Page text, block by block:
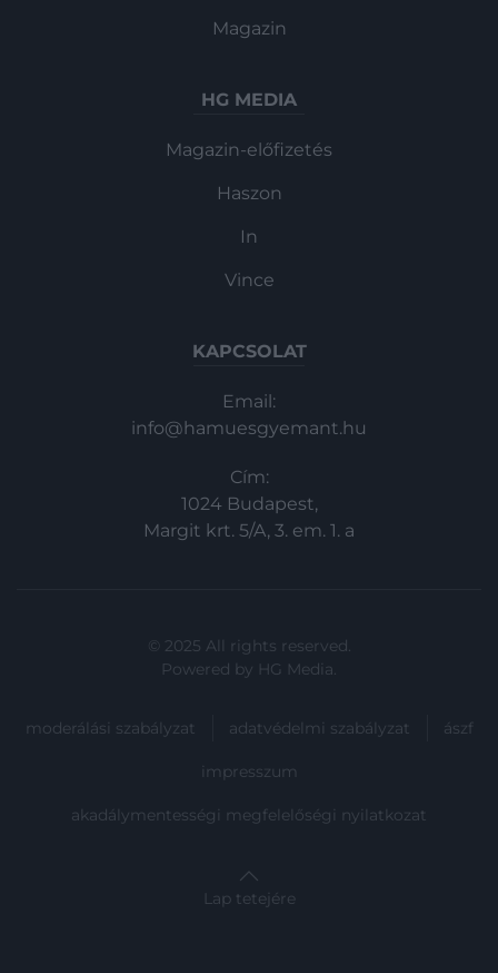
Magazin
HG MEDIA
Magazin-előfizetés
Haszon
In
Vince
KAPCSOLAT
Email:
info@hamuesgyemant.hu
Cím:
1024 Budapest,
Margit krt. 5/A, 3. em. 1. a
© 2025 All rights reserved.
Powered by HG Media.
moderálási szabályzat adatvédelmi szabályzat ászf
impresszum
akadálymentességi megfelelőségi nyilatkozat
Lap tetejére